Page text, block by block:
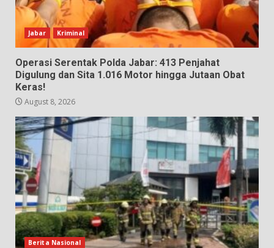
Jabar Kriminal
Operasi Serentak Polda Jabar: 413 Penjahat
Digulung dan Sita 1.016 Motor hingga Jutaan Obat
Keras!
August 8, 2026
Berita Nasional